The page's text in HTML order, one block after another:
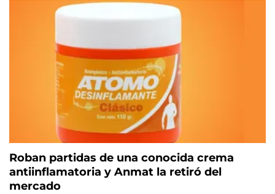
Roban partidas de una conocida crema
antiinflamatoria y Anmat la retiró del
mercado